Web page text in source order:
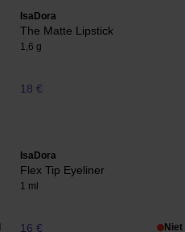
IsaDora
The Matte Lipstick
1,6 g
18 €
IsaDora
Flex Tip Eyeliner
1 ml
16 €